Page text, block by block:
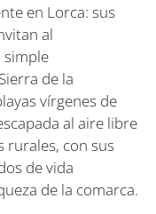
en Lorca: sus
al
simple
de la
vírgenes de
al aire libre
rurales, con sus
de vida
de la comarca.